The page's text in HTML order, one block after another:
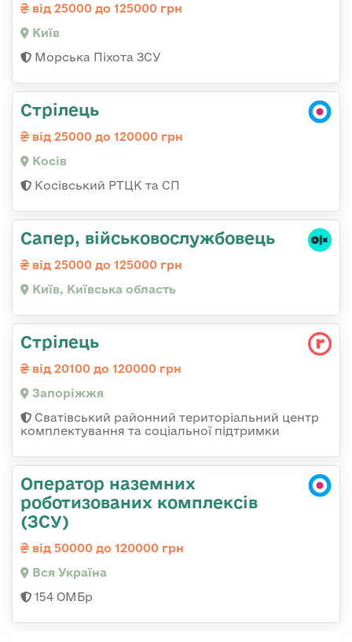
від 25000 до 125000 грн
Київ
Морська Піхота ЗСУ
Стрілець
від 25000 до 120000 грн
Косів
Косівський РТЦК та СП
Сапер, військовослужбовець
від 25000 до 125000 грн
Київ, Київська область
Стрілець
від 20100 до 120000 грн
Запоріжжя
Сватівський районний територіальний центр
комплектування та соціальної підтримки
Оператор наземних
роботизованих комплексів
(ЗСУ)
від 50000 до 120000 грн
Вся Україна
154 ОМБр